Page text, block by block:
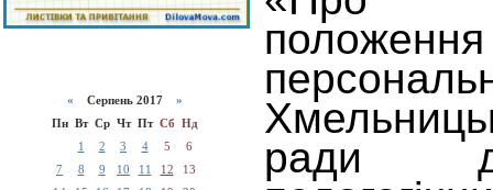
« Серпень 2017 »
Пн Вт Ср Чт Пт Сб Нд
1
2 3 4 5
6
7
8 9 10 11 12
13
ради